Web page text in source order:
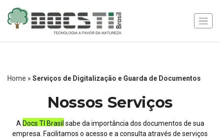
Home » Serviços de Digitalização e Guarda de Documentos
Nossos Serviços
A Docs TI Brasil sabe da importância dos documentos de sua
empresa. Facilitamos o acesso e a consulta através de serviços